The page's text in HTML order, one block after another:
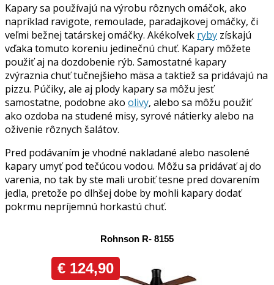
Kapary sa používajú na výrobu rôznych omáčok, ako
napríklad ravigote, remoulade, paradajkovej omáčky, či
veľmi bežnej tatárskej omáčky. Akékoľvek ryby získajú
vďaka tomuto koreniu jedinečnú chuť. Kapary môžete
použiť aj na dozdobenie rýb. Samostatné kapary
zvýraznia chuť tučnejšieho mäsa a taktiež sa pridávajú na
pizzu. Púčiky, ale aj plody kapary sa môžu jesť
samostatne, podobne ako olivy, alebo sa môžu použiť
ako ozdoba na studené misy, syrové nátierky alebo na
oživenie rôznych šalátov.
Pred podávaním je vhodné nakladané alebo nasolené
kapary umyť pod tečúcou vodou. Môžu sa pridávať aj do
varenia, no tak by ste mali urobiť tesne pred dovarením
jedla, pretože po dlhšej dobe by mohli kapary dodať
pokrmu nepríjemnú horkastú chuť.